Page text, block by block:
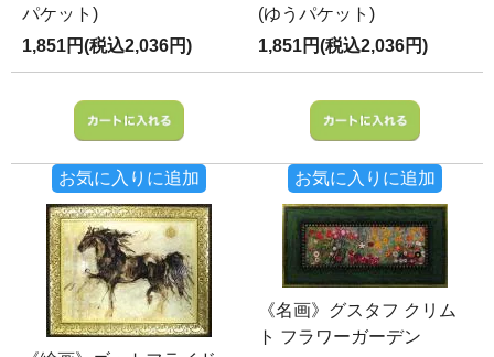
パケット)
1,851円(税込2,036円)
お気に入りに追加
(ゆうパケット)
1,851円(税込2,036円)
お気に入りに追加
《名画》グスタフ クリム
ト フラワーガーデン